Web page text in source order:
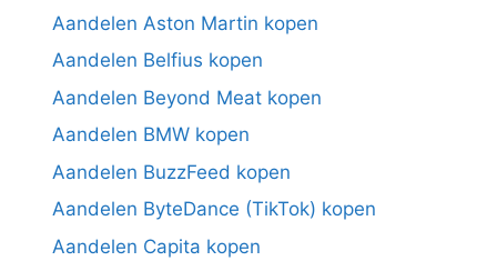
Aandelen Aston Martin kopen
Aandelen Belfius kopen
Aandelen Beyond Meat kopen
Aandelen BMW kopen
Aandelen BuzzFeed kopen
Aandelen ByteDance (TikTok) kopen
Aandelen Capita kopen